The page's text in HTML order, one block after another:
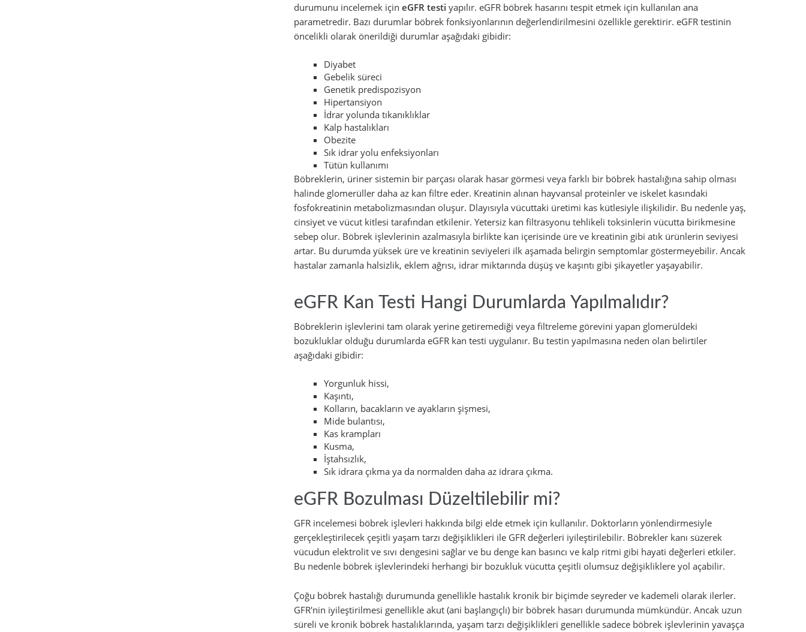
durumunu incelemek için eGFR testi yapılır. eGFR böbrek hasarını tespit etmek için kullanılan ana
parametredir. Bazı durumlar böbrek fonksiyonlarının değerlendirilmesini özellikle gerektirir. eGFR testinin
öncelikli olarak önerildiği durumlar aşağıdaki gibidir:
Diyabet
Gebelik süreci
Genetik predispozisyon
Hipertansiyon
İdrar yolunda tıkanıklıklar
Kalp hastalıkları
Obezite
Sık idrar yolu enfeksiyonları
Tütün kullanımı
Böbreklerin, üriner sistemin bir parçası olarak hasar görmesi veya farklı bir böbrek hastalığına sahip olması
halinde glomerüller daha az kan filtre eder. Kreatinin alınan hayvansal proteinler ve iskelet kasındaki
fosfokreatinin metabolizmasından oluşur. Dlayısıyla vücuttaki üretimi kas kütlesiyle ilişkilidir. Bu nedenle yaş,
cinsiyet ve vücut kitlesi tarafından etkilenir. Yetersiz kan filtrasyonu tehlikeli toksinlerin vücutta birikmesine
sebep olur. Böbrek işlevlerinin azalmasıyla birlikte kan içerisinde üre ve kreatinin gibi atık ürünlerin seviyesi
artar. Bu durumda yüksek üre ve kreatinin seviyeleri ilk aşamada belirgin semptomlar göstermeyebilir. Ancak
hastalar zamanla halsizlik, eklem ağrısı, idrar miktarında düşüş ve kaşıntı gibi şikayetler yaşayabilir.
eGFR Kan Testi Hangi Durumlarda Yapılmalıdır?
Böbreklerin işlevlerini tam olarak yerine getiremediği veya filtreleme görevini yapan glomerüldeki
bozukluklar olduğu durumlarda eGFR kan testi uygulanır. Bu testin yapılmasına neden olan belirtiler
aşağıdaki gibidir:
Yorgunluk hissi,
Kaşıntı,
Kolların, bacakların ve ayakların şişmesi,
Mide bulantısı,
Kas krampları
Kusma,
İştahsızlık,
Sık idrara çıkma ya da normalden daha az idrara çıkma.
eGFR Bozulması Düzeltilebilir mi?
GFR incelemesi böbrek işlevleri hakkında bilgi elde etmek için kullanılır. Doktorların yönlendirmesiyle
gerçekleştirilecek çeşitli yaşam tarzı değişiklikleri ile GFR değerleri iyileştirilebilir. Böbrekler kanı süzerek
vücudun elektrolit ve sıvı dengesini sağlar ve bu denge kan basıncı ve kalp ritmi gibi hayati değerleri etkiler.
Bu nedenle böbrek işlevlerindeki herhangi bir bozukluk vücutta çeşitli olumsuz değişikliklere yol açabilir.
Çoğu böbrek hastalığı durumunda genellikle hastalık kronik bir biçimde seyreder ve kademeli olarak ilerler.
GFR'nin iyileştirilmesi genellikle akut (ani başlangıçlı) bir böbrek hasarı durumunda mümkündür. Ancak uzun
süreli ve kronik böbrek hastalıklarında, yaşam tarzı değişiklikleri genellikle sadece böbrek işlevlerinin yavaşça